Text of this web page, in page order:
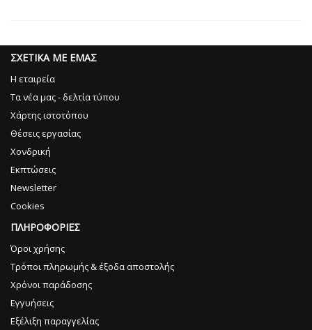
ΣΧΕΤΙΚΑ ΜΕ ΕΜΑΣ
Η εταιρεία
Τα νέα μας - δελτία τύπου
Χάρτης ιστοτόπου
Θέσεις εργασίας
Χονδρική
Εκπτώσεις
Newsletter
Cookies
ΠΛΗΡΟΦΟΡΙΕΣ
Όροι χρήσης
Τρόποι πληρωμής & έξοδα αποστολής
Χρόνοι παράδοσης
Εγγυήσεις
Εξέλιξη παραγγελίας